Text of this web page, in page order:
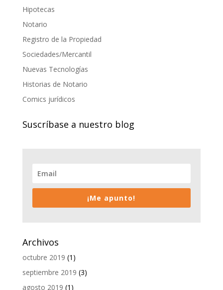
Hipotecas
Notario
Registro de la Propiedad
Sociedades/Mercantil
Nuevas Tecnologías
Historias de Notario
Comics jurídicos
Suscríbase a nuestro blog
¡Me apunto!
Archivos
octubre 2019 (1)
septiembre 2019 (3)
agosto 2019 (1)